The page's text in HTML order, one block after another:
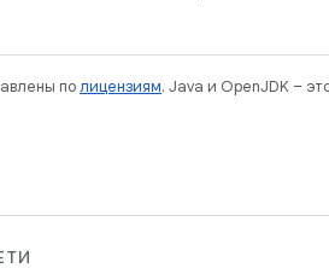
полицензиям. Java и OpenJDK –